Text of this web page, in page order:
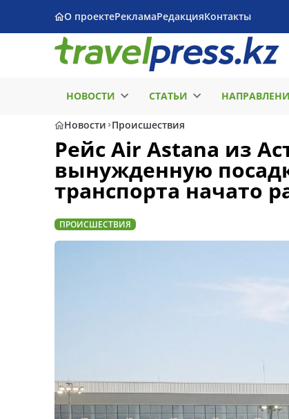
О проектеРекламаРедакцияКонтакты
НОВОСТИ СТАТЬИ
Новости Происшествия
Рейс Air Astana из
вынужденную
транспорта начато
ПРОИСШЕСТВИЯ